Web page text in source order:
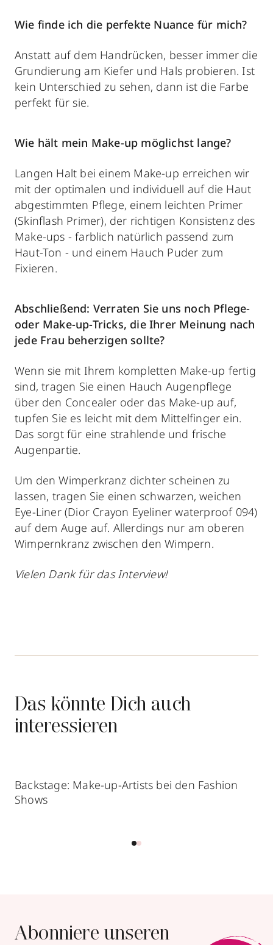
Wie finde ich die perfekte Nuance für mich?
Anstatt auf dem Handrücken, besser immer die
Grundierung am Kiefer und Hals probieren. Ist
kein Unterschied zu sehen, dann ist die Farbe
perfekt für sie.
Wie hält mein Make-up möglichst lange?
Langen Halt bei einem Make-up erreichen wir
mit der optimalen und individuell auf die Haut
abgestimmten Pflege, einem leichten Primer
(Skinflash Primer), der richtigen Konsistenz des
Make-ups - farblich natürlich passend zum
Haut-Ton - und einem Hauch Puder zum
Fixieren.
Abschließend: Verraten Sie uns noch Pflege-
oder Make-up-Tricks, die Ihrer Meinung nach
jede Frau beherzigen sollte?
Wenn sie mit Ihrem kompletten Make-up fertig
sind, tragen Sie einen Hauch Augenpflege
über den Concealer oder das Make-up auf,
tupfen Sie es leicht mit dem Mittelfinger ein.
Das sorgt für eine strahlende und frische
Augenpartie.
Um den Wimperkranz dichter scheinen zu
lassen, tragen Sie einen schwarzen, weichen
Eye-Liner (Dior Crayon Eyeliner waterproof 094)
auf dem Auge auf. Allerdings nur am oberen
Wimpernkranz zwischen den Wimpern.
Vielen Dank für das Interview!
Das könnte Dich auch
interessieren
Backstage: Make-up-Artists bei den Fashion
Shows
Abonniere unseren